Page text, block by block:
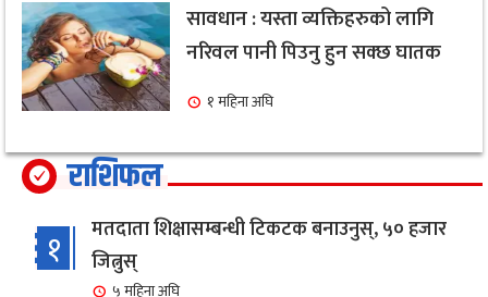
सावधान : यस्ता व्यक्तिहरुको लागि
नरिवल पानी पिउनु हुन सक्छ घातक
१ महिना अघि
राशिफल
१
मतदाता शिक्षासम्बन्धी टिकटक बनाउनुस्, ५० हजार
जित्नुस्
५ महिना अघि